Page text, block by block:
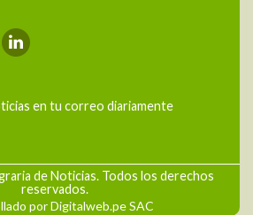
en tu correo diariamente
de Noticias. Todos los derechos
reservados.
por Digitalweb.pe SAC